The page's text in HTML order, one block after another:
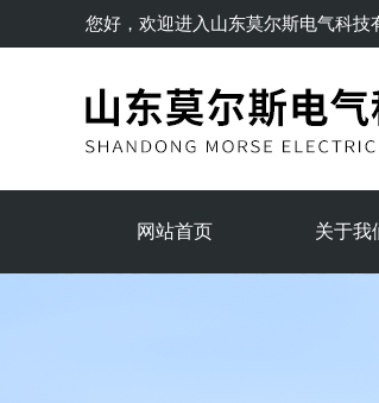
您好，欢迎进入 山东莫尔斯电气科技
网站首页 关于我